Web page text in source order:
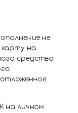
не
на
средства
на личном